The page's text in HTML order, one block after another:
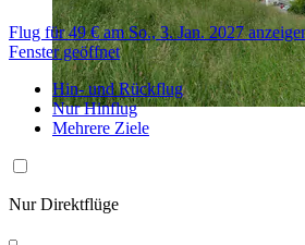
Flug für 49 € am So., 3. Jan. 2027
Fenster geöffnet
Hin- und Rückflug
Nur Hinflug
Mehrere Ziele
Nur Direktflüge